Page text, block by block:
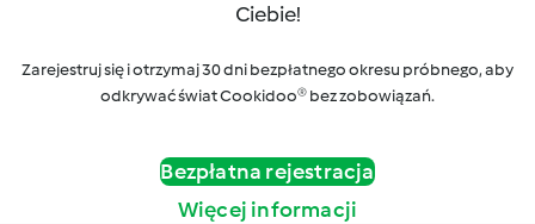
Ciebie!
Zarejestruj się i otrzymaj 30 dni bezpłatnego okresu próbnego, aby
odkrywać świat Cookidoo® bez zobowiązań.
Bezpłatna rejestracja
Więcej informacji